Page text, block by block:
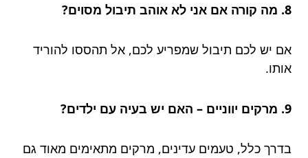
8. מה קורה אם אני לא אוהב תיבול מסוים?
אם יש לכם תיבול שמפריע לכם, אל תהססו להוריד
אותו.
9. מרקים יווניים – האם יש בעיה עם ילדים?
בדרך כלל, טעמים עדינים, מרקים מתאימים מאוד גם